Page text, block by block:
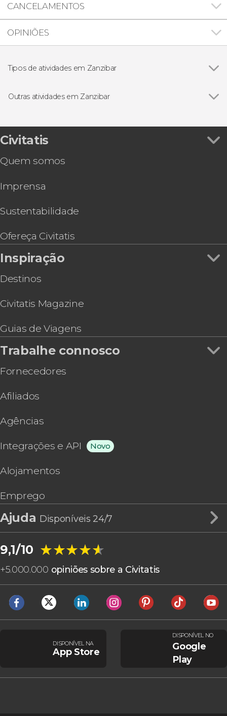
CANCELAMENTOS
OPINIÕES
Tipos de atividades em Zanzibar
Gastronomia e enoturismo
Outras atividades em Zanzibar
Visita guiada privada por Stone Town
Tour de quadriciclo por Zanzibar
Sandbank com churrasco
Civitatis
Quem somos
Imprensa
Sustentabilidade
Ofereça Civitatis
Inspiração
Destinos
Civitatis Magazine
Guias de Viagens
Trabalhe connosco
Fornecedores
Afiliados
Agências
Integrações e API Novo
Alojamentos
Emprego
Ajuda Disponíveis 24/7
9,1/10 ★★★★★
★★★★★
+5.000.000 opiniões sobre a Civitatis
DISPONÍVEL NA
App Store
DISPONÍVEL NO
Google
Play